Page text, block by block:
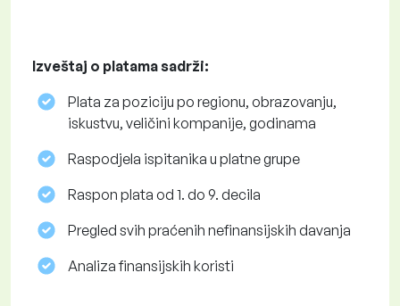
Izveštaj o platama sadrži:
Plata za poziciju po regionu, obrazovanju,
iskustvu, veličini kompanije, godinama
Raspodjela ispitanika u platne grupe
Raspon plata od 1. do 9. decila
Pregled svih praćenih nefinansijskih davanja
Analiza finansijskih koristi